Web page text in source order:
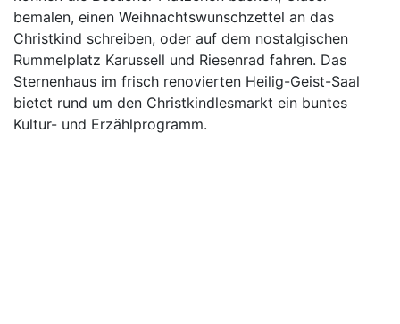
bemalen, einen Weihnachtswunschzettel an das
Christkind schreiben, oder auf dem nostalgischen
Rummelplatz Karussell und Riesenrad fahren. Das
Sternenhaus im frisch renovierten Heilig-Geist-Saal
bietet rund um den Christkindlesmarkt ein buntes
Kultur- und Erzählprogramm.